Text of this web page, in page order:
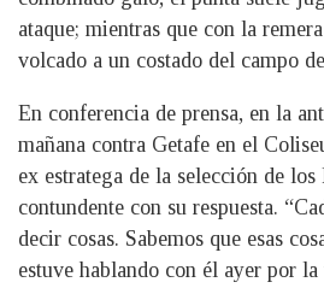
ataque; mientras que con la
volcado a un costado del campo
En conferencia de prensa, en la
mañana contra Getafe en el
ex estratega de la selección de
contundente con su respuesta.
decir cosas. Sabemos que esas
estuve hablando con él ayer por